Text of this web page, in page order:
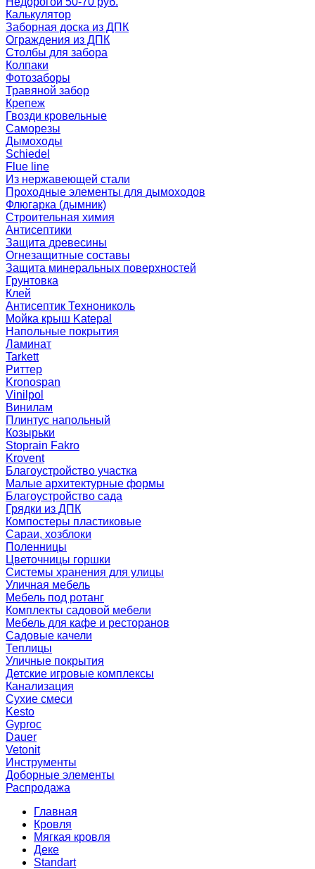
Калькулятор
Заборная доска из ДПК
Ограждения из ДПК
Столбы для забора
Колпаки
Фотозаборы
Травяной забор
Крепеж
Гвозди кровельные
Саморезы
Дымоходы
Schiedel
Flue line
Из нержавеющей стали
Проходные элементы для дымоходов
Флюгарка (дымник)
Строительная химия
Антисептики
Защита древесины
Огнезащитные составы
Защита минеральных поверхностей
Грунтовка
Клей
Антисептик Технониколь
Мойка крыш Katepal
Напольные покрытия
Ламинат
Tarkett
Риттер
Kronospan
Vinilpol
Винилам
Плинтус напольный
Козырьки
Stoprain Fakro
Krovent
Благоустройство участка
Малые архитектурные формы
Благоустройство сада
Грядки из ДПК
Компостеры пластиковые
Сараи, хозблоки
Поленницы
Цветочницы горшки
Системы хранения для улицы
Уличная мебель
Мебель под ротанг
Комплекты садовой мебели
Мебель для кафе и ресторанов
Садовые качели
Теплицы
Уличные покрытия
Детские игровые комплексы
Канализация
Сухие смеси
Kesto
Gyproc
Dauer
Vetonit
Инструменты
Доборные элементы
Распродажа
Главная
Кровля
Мягкая кровля
Деке
Standart